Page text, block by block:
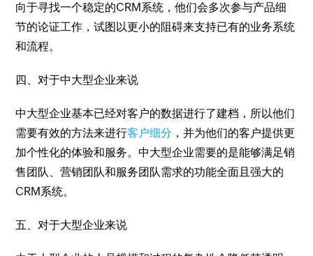
向于寻找一个稳定的CRM系统，他们会多次参与产品细
节的论证工作，试图以更小的阻碍来支持已有的业务系统
和流程。
四、对于中大型企业来说
中大型企业基本已经对客户的数据进行了建档，所以他们
需要有效的方法来进行客户细分 ，并为他们的客户提供更
加个性化的体验和服务。中大型企业需要的是能够满足销
售团队、营销团队和服务团队需求的功能全面且强大的
CRM系统。
五、对于大型企业来说